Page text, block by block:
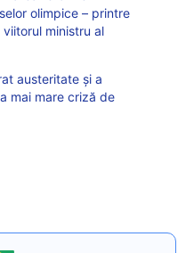
olimpice – printre
ministru al
austeritate și a
mai mare criză de